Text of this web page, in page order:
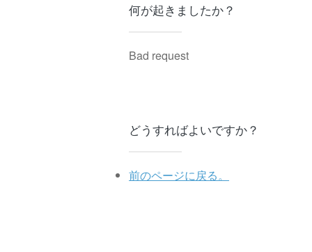
何が起きましたか？
Bad request
どうすればよいですか？
前のページに戻る。